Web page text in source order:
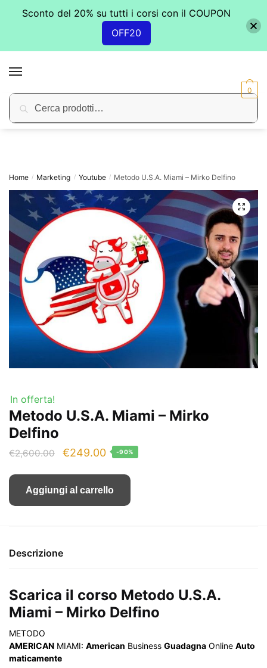
Cerca:Cerca
0
Home / Marketing / Youtube / Metodo U.S.A. Miami – Mirko Delfino
In offerta!
Metodo U.S.A. Miami – Mirko
Delfino
€2,600.00
Il
originale
€249.00Il
attuale
-90%
Aggiungi al carrello
Descrizione
Scarica il corso Metodo U.S.A.
Miami – Mirko Delfino
METODO
AMERICAN MIAMI: American Business Guadagna Online Auto
maticamente
Sconto del 20% su tutti i corsi con il COUPON
OFF20